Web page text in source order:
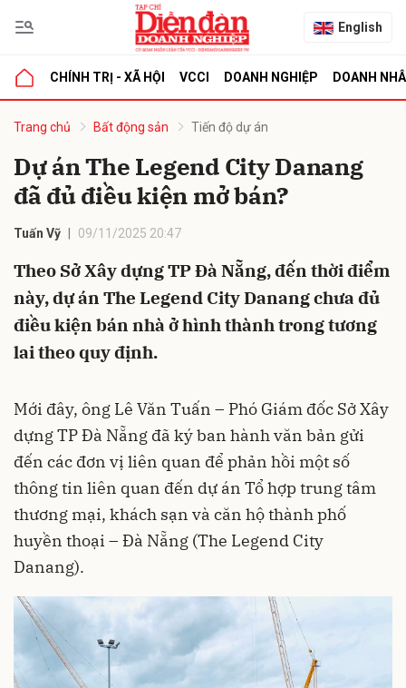
English
CHÍNH TRỊ - XÃ HỘI VCCI DOANH NGHIỆP DOANH
Trang chủ Bất động sản Tiến độ dự án
Dự án The Legend City Danang
đã đủ điều kiện mở bán?
Tuấn Vỹ 09/11/2025 20:47
Theo Sở Xây dựng TP Đà Nẵng, đến thời điểm
này, dự án The Legend City Danang chưa đủ
điều kiện bán nhà ở hình thành trong tương
lai theo quy định.
Mới đây, ông Lê Văn Tuấn – Phó Giám đốc Sở Xây
dựng TP Đà Nẵng đã ký ban hành văn bản gửi
đến các đơn vị liên quan để phản hồi một số
thông tin liên quan đến dự án Tổ hợp trung tâm
thương mại, khách sạn và căn hộ thành phố
huyền thoại – Đà Nẵng (The Legend City
Danang).
luận
Hủy